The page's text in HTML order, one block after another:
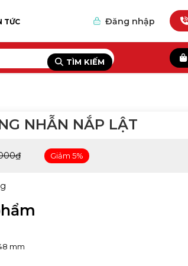
TỨC Đăng nhập
TÌM KIẾM
NHẪN NẮP LẬT
Giảm 5%
mm